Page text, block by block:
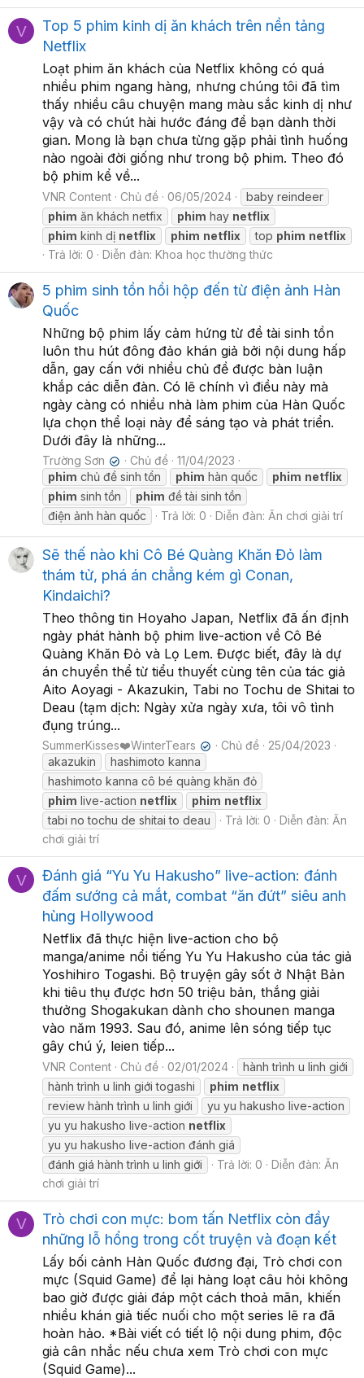
V
Top 5 phim kinh dị ăn khách trên nền tảng
Netflix
Loạt phim ăn khách của Netflix không có quá
nhiều phim ngang hàng, nhưng chúng tôi đã tìm
thấy nhiều câu chuyện mang màu sắc kinh dị như
vậy và có chút hài hước đáng để bạn dành thời
gian. Mong là bạn chưa từng gặp phải tình huống
nào ngoài đời giống như trong bộ phim. Theo đó
bộ phim kể về...
VNR Content Chủ đề 06/05/2024
baby reindeer
phim ăn khách netfix phim hay netflix
phim kinh dị netflix phim netflix top phim netflix
Trả lời: 0
Diễn đàn: Khoa học thường thức
5 phim sinh tồn hồi hộp đến từ điện ảnh Hàn
Quốc
Những bộ phim lấy cảm hứng từ đề tài sinh tồn
luôn thu hút đông đảo khán giả bởi nội dung hấp
dẫn, gay cấn với nhiều chủ đề được bàn luận
khắp các diễn đàn. Có lẽ chính vì điều này mà
ngày càng có nhiều nhà làm phim của Hàn Quốc
lựa chọn thể loại này để sáng tạo và phát triển.
Dưới đây là những...
Trường Sơn ✔ Chủ đề
11/04/2023
phim chủ đề sinh tồn phim hàn quốc phim netflix
phim sinh tồn phim đề tài sinh tồn
điện ảnh hàn quốc
Trả lời: 0 Diễn đàn: Ăn chơi giải trí
Sẽ thế nào khi Cô Bé Quàng Khăn Đỏ làm
thám tử, phá án chẳng kém gì Conan,
Kindaichi?
Theo thông tin Hoyaho Japan, Netflix đã ấn định
ngày phát hành bộ phim live-action về Cô Bé
Quàng Khăn Đỏ và Lọ Lem. Được biết, đây là dự
án chuyển thể từ tiểu thuyết cùng tên của tác giả
Aito Aoyagi - Akazukin, Tabi no Tochu de Shitai to
Deau (tạm dịch: Ngày xửa ngày xưa, tôi vô tình
đụng trúng...
SummerKisses❤️WinterTears ✔ Chủ đề
25/04/2023
akazukin
hashimoto kanna
hashimoto kanna cô bé quàng khăn đỏ
phim live-action netflix phim netflix
tabi no tochu de shitai to deau
Trả lời: 0 Diễn đàn: Ăn
chơi giải trí
V
Đánh giá “Yu Yu Hakusho” live-action: đánh
đấm sướng cả mắt, combat “ăn đứt” siêu anh
hùng Hollywood
Netflix đã thực hiện live-action cho bộ
manga/anime nổi tiếng Yu Yu Hakusho của tác giả
Yoshihiro Togashi. Bộ truyện gây sốt ở Nhật Bản
khi tiêu thụ được hơn 50 triệu bản, thắng giải
thưởng Shogakukan dành cho shounen manga
vào năm 1993. Sau đó, anime lên sóng tiếp tục
gây chú ý, leien tiếp...
VNR Content Chủ đề 02/01/2024
hành trình u linh giới
hành trình u linh giới togashi
phim netflix
review hành trình u linh giới
yu yu hakusho live-action
yu yu hakusho live-action netflix
yu yu hakusho live-action đánh giá
đánh giá hành trình u linh giới
Trả lời: 0 Diễn đàn: Ăn
chơi giải trí
V
Trò chơi con mực: bom tấn Netflix còn đầy
những lỗ hổng trong cốt truyện và đoạn kết
Lấy bối cảnh Hàn Quốc đương đại, Trò chơi con
mực (Squid Game) để lại hàng loạt câu hỏi không
bao giờ được giải đáp một cách thoả mãn, khiến
nhiều khán giả tiếc nuối cho một series lẽ ra đã
hoàn hảo. *Bài viết có tiết lộ nội dung phim, độc
giả cân nhắc nếu chưa xem Trò chơi con mực
(Squid Game)...